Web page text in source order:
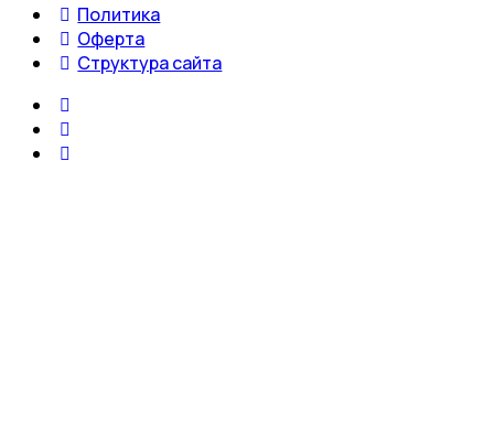
Политика
Оферта
Структура сайта